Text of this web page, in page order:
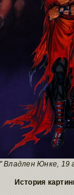
Владлен Юнке, 19
История